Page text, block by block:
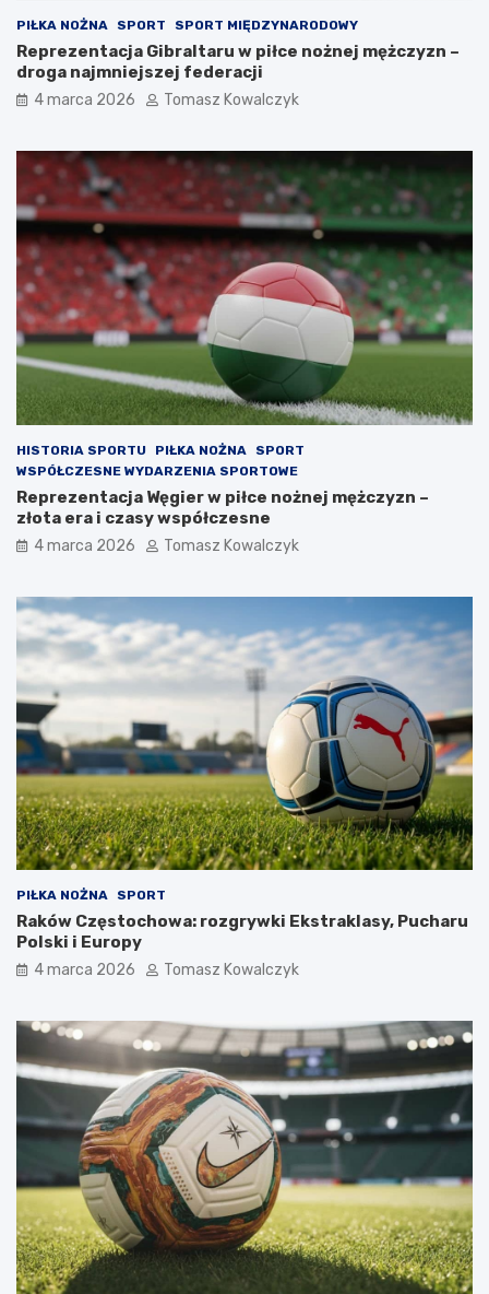
PIŁKA NOŻNA SPORT SPORT MIĘDZYNARODOWY
Reprezentacja Gibraltaru w piłce nożnej mężczyzn –
droga najmniejszej federacji
4 marca 2026 Tomasz Kowalczyk
HISTORIA SPORTU PIŁKA NOŻNA
SPORT
WSPÓŁCZESNE WYDARZENIA SPORTOWE
Reprezentacja Węgier w piłce nożnej mężczyzn –
złota era i czasy współczesne
4 marca 2026 Tomasz Kowalczyk
PIŁKA NOŻNA SPORT
Raków Częstochowa: rozgrywki Ekstraklasy, Pucharu
Polski i Europy
4 marca 2026 Tomasz Kowalczyk